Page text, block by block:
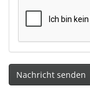
Nachricht senden